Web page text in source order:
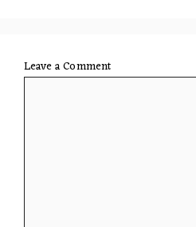
Leave a Comment